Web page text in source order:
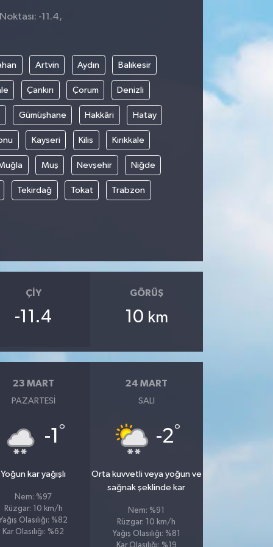
-11.4,
Artvin Aydın Balıkesir
Çankırı Çorum Denizli
Gümüşhane Hakkâri Hatay
Kayseri Kilis Kırıkkale
Muş Nevşehir Niğde
Tekirdağ Tokat Trabzon
ÇIY
-11.4
GÖRÜŞ
10 km
23 MART
PAZARTESI
-1 °
Yoğun kar yağışlı
Nem: %97
Rüzgar: 10 km/h
Olasılığı: %82
Kar Olasılığı: %62
24 MART
SALI
-2°
Orta kuvvetli veya yoğun ve
sağnak şeklinde kar
Nem: %91
Rüzgar: 10 km/h
Yağış Olasılığı: %81